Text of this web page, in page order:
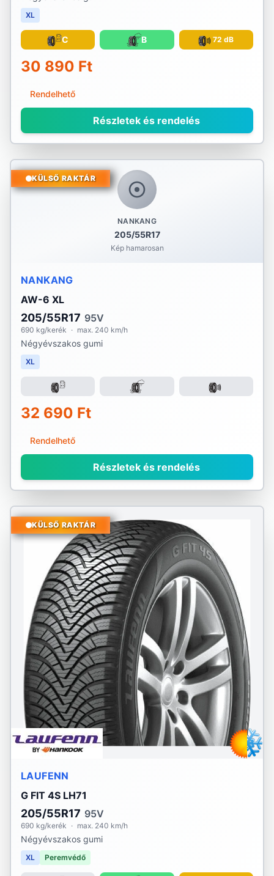
XL
C B 72 dB
30 890 Ft
Rendelhető
Részletek és rendelés
NANKANG
205/55R17
Kép hamarosan
KÜLSŐ RAKTÁR
NANKANG
AW-6 XL
205/55R17 95V
690 kg/kerék · max. 240 km/h
Négyévszakos gumi
XL
32 690 Ft
Rendelhető
Részletek és rendelés
KÜLSŐ RAKTÁR
LAUFENN
G FIT 4S LH71
205/55R17 95V
690 kg/kerék · max. 240 km/h
Négyévszakos gumi
XL Peremvédő